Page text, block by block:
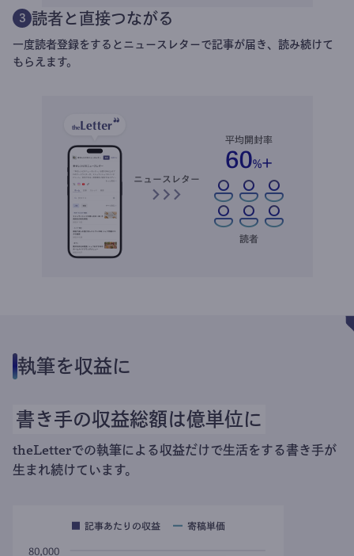
3 読者と直接つながる
一度読者登録をするとニュースレターで記事が届き、読み続けて
もらえます。
執筆を収益に
書き手の収益総額は億単位に
theLetterでの執筆による収益だけで生活をする書き手が
生まれ続けています。